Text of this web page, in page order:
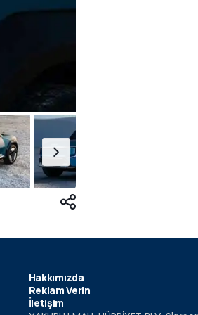
Hakkımızda
Reklam Verin
İletişim